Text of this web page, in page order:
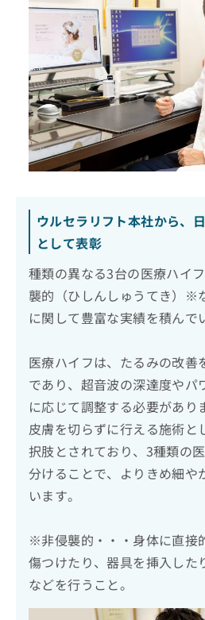
ウルセラリフト本社から、
として表彰
種類の異なる3台の医療ハイ
襲的（ひしんしゅうてき）※
に関して豊富な実績を積んで
医療ハイフは、たるみの改善
であり、超音波の深達度やパ
に応じて調整する必要があり
皮膚を切らずに行える施術と
択肢とされており、3種類の
分けることで、よりきめ細や
います。
※非侵襲的・・・身体に直接
傷つけたり、器具を挿入した
などを行うこと。